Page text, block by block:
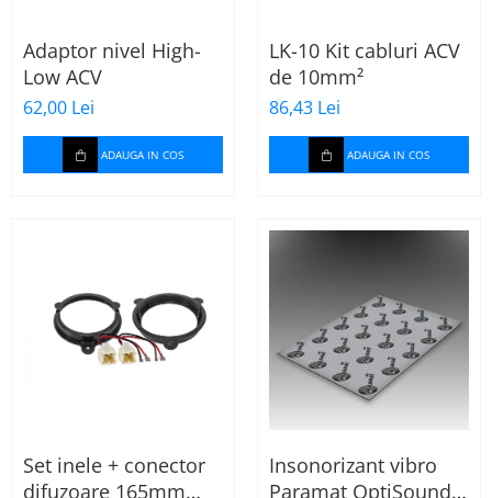
Adaptor nivel High-
Low ACV
62,00 Lei
ADAUGA IN COS
LK-10 Kit cabluri ACV
de 10mm²
86,43 Lei
ADAUGA IN COS
Set inele + conector
difuzoare 165mm
Insonorizant vibro
Paramat OptiSound